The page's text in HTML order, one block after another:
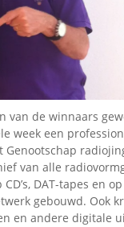
van de winnaars
week een
van alle
DAT-tapes en
gebouwd. Ook
en andere digitale